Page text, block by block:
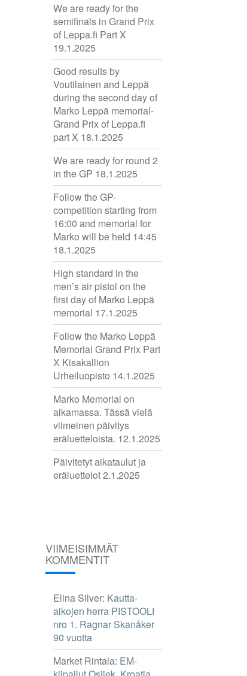
We are ready for the
semifinals in Grand Prix
of Leppa.fi Part X
19.1.2025
Good results by
Voutilainen and Leppä
during the second day of
Marko Leppä memorial-
Grand Prix of Leppa.fi
part X 18.1.2025
We are ready for round 2
in the GP 18.1.2025
Follow the GP-
competition starting from
16:00 and memorial for
Marko will be held 14:45
18.1.2025
High standard in the
men’s air pistol on the
first day of Marko Leppä
memorial 17.1.2025
Follow the Marko Leppä
Memorial Grand Prix Part
X Kisakallion
Urheiluopisto 14.1.2025
Marko Memorial on
alkamassa. Tässä vielä
viimeinen päivitys
eräluetteloista. 12.1.2025
Päivitetyt aikataulut ja
eräluettelot2.1.2025
VIIMEISIMMÄT
KOMMENTIT
Elina Silver: Kautta-
aikojen herra PISTOOLI
nro 1. Ragnar Skanåker
90 vuotta
Market Rintala: EM-